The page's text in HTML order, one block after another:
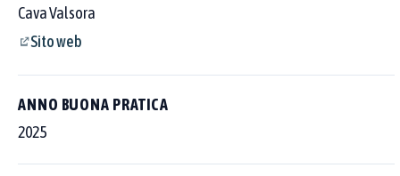
Cava Valsora
Sito web
ANNO BUONA PRATICA
2025